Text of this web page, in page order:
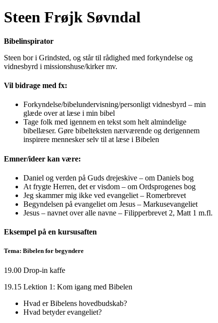
Steen Frøjk Søvndal
Bibelinspirator
Steen bor i Grindsted, og står til rådighed med forkyndelse og
vidnesbyrd i missionshuse/kirker mv.
Vil bidrage med fx:
Forkyndelse/bibelundervisning/personligt vidnesbyrd – min
glæde over at læse i min bibel
Tage folk med igennem en tekst som helt almindelige
bibellæser. Gøre bibelteksten nærværende og derigennem
inspirere mennesker selv til at læse i Bibelen
Emner/ideer kan være:
Daniel og verden på Guds drejeskive – om Daniels bog
At frygte Herren, det er visdom – om Ordsprogenes bog
Jeg skammer mig ikke ved evangeliet – Romerbrevet
Begyndelsen på evangeliet om Jesus – Markusevangeliet
Jesus – navnet over alle navne – Filipperbrevet 2, Matt 1 m.fl.
Eksempel på en kursusaften
Tema: Bibelen for begyndere
19.00 Drop-in kaffe
19.15 Lektion 1: Kom igang med Bibelen
Hvad er Bibelens hovedbudskab?
Hvad betyder evangeliet?